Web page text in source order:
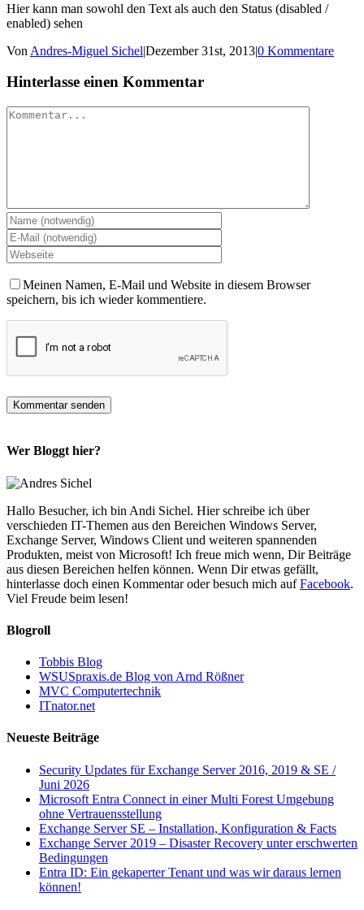
Hier kann man sowohl den Text als auch den Status (disabled /
enabled) sehen
Von Andres-Miguel Sichel|Dezember 31st, 2013|0 Kommentare
Hinterlasse einen Kommentar
Kommentar
Meinen Namen, E-Mail und Website in diesem Browser
speichern, bis ich wieder kommentiere.
Wer Bloggt hier?
Hallo Besucher, ich bin Andi Sichel. Hier schreibe ich über
verschieden IT-Themen aus den Bereichen Windows Server,
Exchange Server, Windows Client und weiteren spannenden
Produkten, meist von Microsoft! Ich freue mich wenn, Dir Beiträge
aus diesen Bereichen helfen können. Wenn Dir etwas gefällt,
hinterlasse doch einen Kommentar oder besuch mich aufFacebook.
Viel Freude beim lesen!
Blogroll
Tobbis Blog
WSUSpraxis.de Blog von Arnd Rößner
MVC Computertechnik
ITnator.net
Neueste Beiträge
Security Updates für Exchange Server 2016, 2019 & SE /
Juni 2026
Microsoft Entra Connect in einer Multi Forest Umgebung
ohne Vertrauensstellung
Exchange Server SE – Installation, Konfiguration & Facts
Exchange Server 2019 – Disaster Recovery unter erschwerten
Bedingungen
Entra ID: Ein gekaperter Tenant und was wir daraus lernen
können!